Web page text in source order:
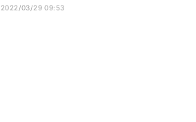
2022/03/29 09:53